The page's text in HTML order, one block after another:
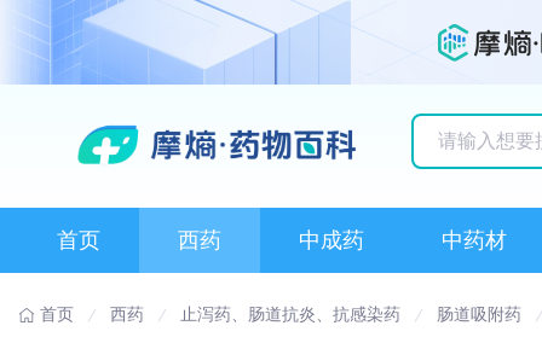
首页 西药 中成药 中药材
首页 西药 止泻药、肠道抗炎、抗感染药 肠道吸附药